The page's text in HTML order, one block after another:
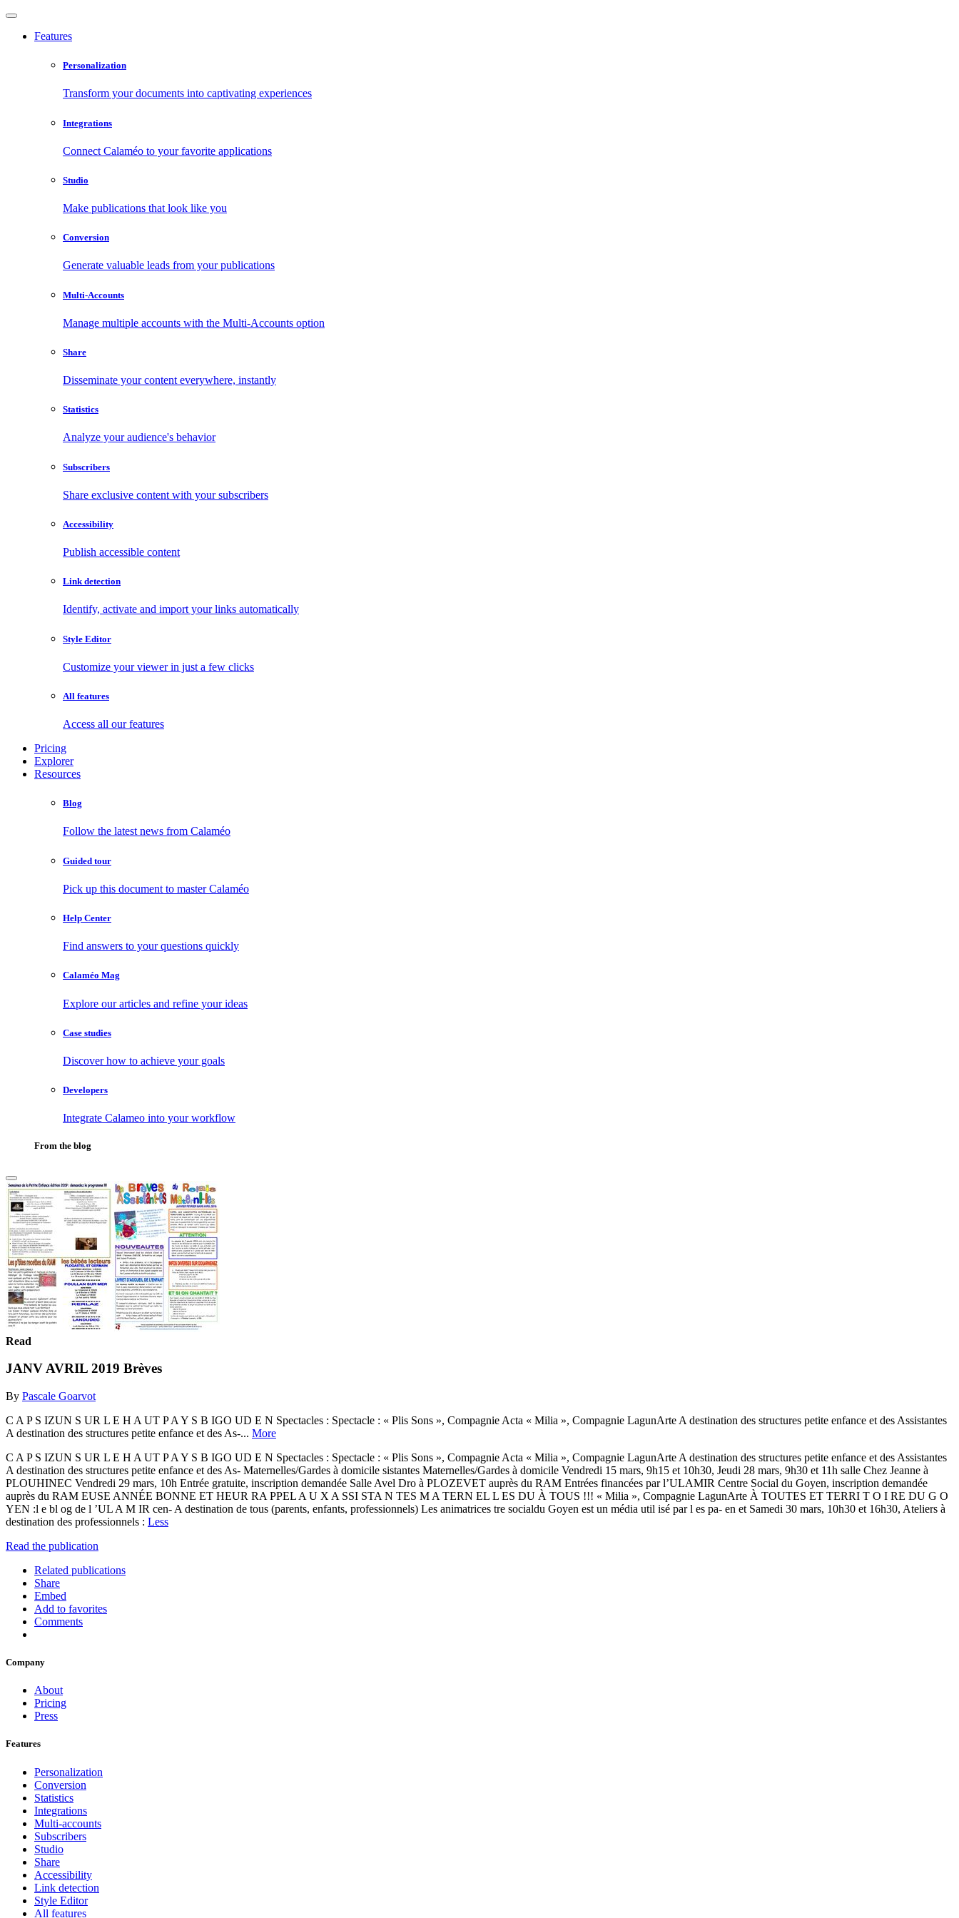
Features
Personalization
Transform your documents into captivating experiences
Integrations
Connect Calaméo to your favorite applications
Studio
Make publications that look like you
Conversion
Generate valuable leads from your publications
Multi-Accounts
Manage multiple accounts with the Multi-Accounts option
Share
Disseminate your content everywhere, instantly
Statistics
Analyze your audience's behavior
Subscribers
Share exclusive content with your subscribers
Accessibility
Publish accessible content
Link detection
Identify, activate and import your links automatically
Style Editor
Customize your viewer in just a few clicks
All features
Access all our features
Pricing
Explorer
Resources
Blog
Follow the latest news from Calaméo
Guided tour
Pick up this document to master Calaméo
Help Center
Find answers to your questions quickly
Calaméo Mag
Explore our articles and refine your ideas
Case studies
Discover how to achieve your goals
Developers
Integrate Calameo into your workflow
From the blog
Read
JANV AVRIL 2019 Brèves
By Pascale Goarvot
C A P S IZUN S UR L E H A UT P A Y S B IGO UD E N Spectacles : Spectacle : « Plis Sons », Compagnie Acta « Milia », Compagnie LagunArte A destination des structures petite enfance et des Assistantes
A destination des structures petite enfance et des As-... More
C A P S IZUN S UR L E H A UT P A Y S B IGO UD E N Spectacles : Spectacle : « Plis Sons », Compagnie Acta « Milia », Compagnie LagunArte A destination des structures petite enfance et des Assistantes
A destination des structures petite enfance et des As- Maternelles/Gardes à domicile sistantes Maternelles/Gardes à domicile Vendredi 15 mars, 9h15 et 10h30, Jeudi 28 mars, 9h30 et 11h salle Chez Jeanne à
PLOUHINEC Vendredi 29 mars, 10h Entrée gratuite, inscription demandée Salle Avel Dro à PLOZEVET auprès du RAM Entrées financées par l’ULAMIR Centre Social du Goyen, inscription demandée
auprès du RAM EUSE ANNÉE BONNE ET HEUR RA PPEL A U X A SSI STA N TES M A TERN EL L ES DU À TOUS !!! « Milia », Compagnie LagunArte À TOUTES ET TERRI T O I RE DU G O
YEN :l e bl og de l ’UL A M IR cen- A destination de tous (parents, enfants, professionnels) Les animatrices tre socialdu Goyen est un média util isé par l es pa- en et Samedi 30 mars, 10h30 et 16h30, Ateliers à
destination des professionnels : Less
Read the publication
Related publications
Share
Embed
Add to favorites
Comments
Company
About
Pricing
Press
Features
Personalization
Conversion
Statistics
Integrations
Multi-accounts
Subscribers
Studio
Share
Accessibility
Link detection
Style Editor
All features